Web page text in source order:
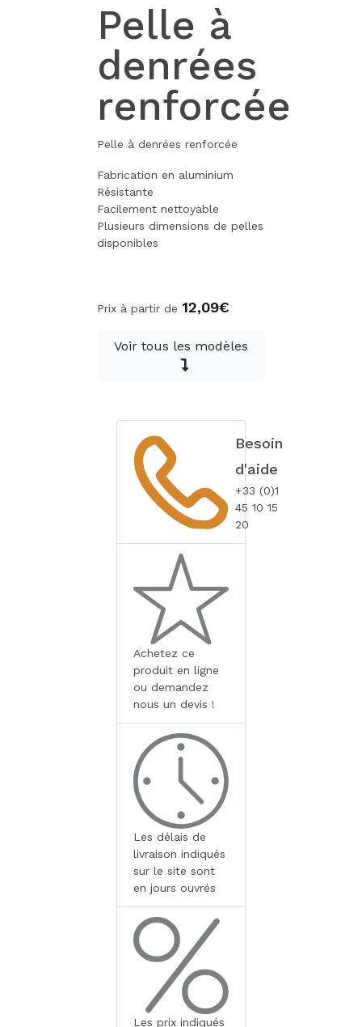
Pelle à
denrées
renforcée
Pelle à denrées renforcée
Fabrication en aluminium
Résistante
Facilement nettoyable
Plusieurs dimensions de pelles
disponibles
Prix à partir de 12,09€
Voir tous les modèles
Besoin
d'aide
+33 (0)1
45 10 15
20
Achetez ce
produit en ligne
ou demandez
nous un devis !
Les délais de
livraison indiqués
sur le site sont
en jours ouvrés
Les prix indiqués